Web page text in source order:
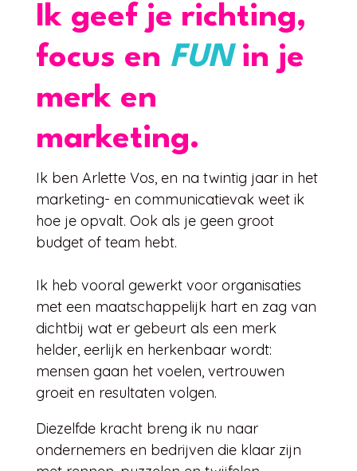
Ik geef je richting,
focus en FUN in je
merk en
marketing.
Ik ben Arlette Vos, en na twintig jaar in het
marketing- en communicatievak weet ik
hoe je opvalt. Ook als je geen groot
budget of team hebt.
Ik heb vooral gewerkt voor organisaties
met een maatschappelijk hart en zag van
dichtbij wat er gebeurt als een merk
helder, eerlijk en herkenbaar wordt:
mensen gaan het voelen, vertrouwen
groeit en resultaten volgen.
Diezelfde kracht breng ik nu naar
ondernemers en bedrijven die klaar zijn